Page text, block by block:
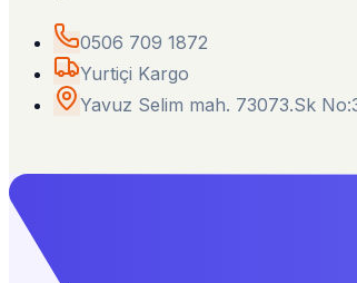
0506 709 1872
Yurtiçi Kargo
Yavuz Selim mah. 73073.Sk